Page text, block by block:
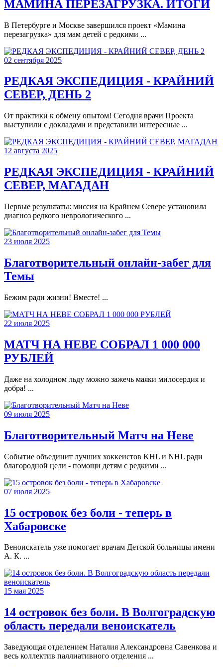
МАМИНА ПЕРЕЗАГРУЗКА. ИТОГИ
В Петербурге и Москве завершился проект «Мамина
перезагрузка» для мам детей с редкими ...
02 сентября 2025
РЕДКАЯ ЭКСПЕДИЦИЯ - КРАЙНИЙ
СЕВЕР, ДЕНЬ 2
От практики к обмену опытом! Сегодня врачи Проекта
выступили с докладами и представили интересные ...
12 августа 2025
РЕДКАЯ ЭКСПЕДИЦИЯ - КРАЙНИЙ
СЕВЕР, МАГАДАН
Первые результаты: миссия на Крайнем Севере установила
диагноз редкого неврологического ...
23 июля 2025
Благотворительный онлайн-забег для
Темы
Бежим ради жизни! Вместе! ...
22 июля 2025
МАТЧ НА НЕВЕ СОБРАЛ 1 000 000
РУБЛЕЙ
Даже на холодном льду можно зажечь маяки милосердия и
добра! ...
09 июля 2025
Благотворительный Матч на Неве
Событие объединит лучших хоккеистов KHL и NHL ради
благородной цели - помощи детям с редкими ...
07 июля 2025
15 островок без боли - теперь в
Хабаровске
Веноискатель уже помогает врачам Детской больницы имени
А. К. ...
15 мая 2025
14 островок без боли. В Волгоградскую
область передали веноискатель
Заведующая отделением Наталия Александровна Савенкова и
весь коллектив паллиативного отделения ...